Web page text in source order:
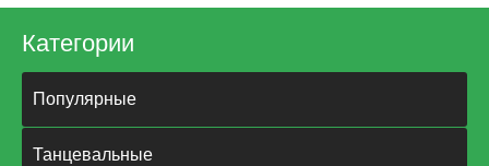
Категории
Популярные
Танцевальные